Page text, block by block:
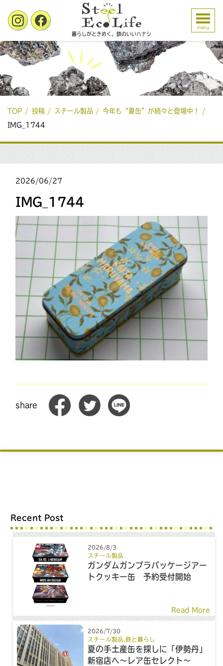
暮らしがときめく、鉄のいいハナシ
menu
TOP 投稿 スチール製品 今年も“夏缶”が続々と登場中！
IMG_1744
2026/06/27
IMG_1744
share
Recent Post
2026/8/3
スチール製品
ガンダムガンプラパッケージアー
トクッキー缶 予約受付開始
Read More
2026/7/30
スチール製品 ,鉄と暮らし
夏の手土産缶を探しに「伊勢丹」
新宿店へ～レア缶セレクト～